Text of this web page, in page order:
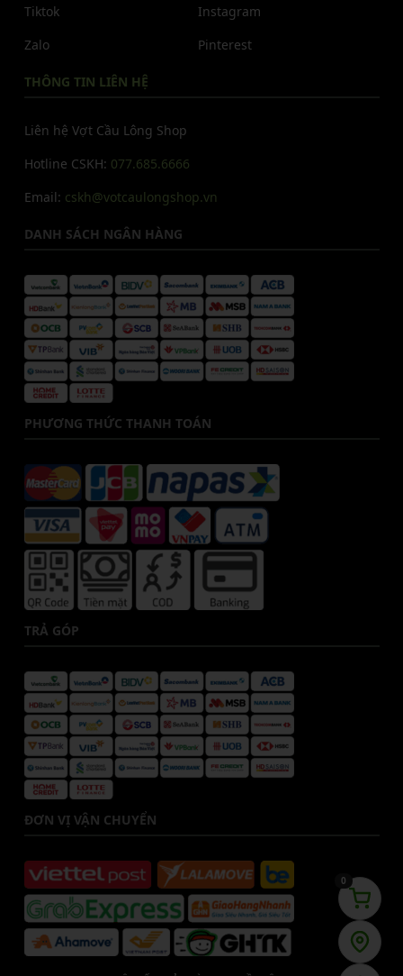
Tiktok
Zalo
Instagram
Pinterest
THÔNG TIN LIÊN HỆ
Liên hệ Vợt Cầu Lông Shop
Hotline CSKH: 077.685.6666
Email: cskh@votcaulongshop.vn
DANH SÁCH NGÂN HÀNG
PHƯƠNG THỨC THANH TOÁN
TRẢ GÓP
ĐƠN VỊ VẬN CHUYỂN
0